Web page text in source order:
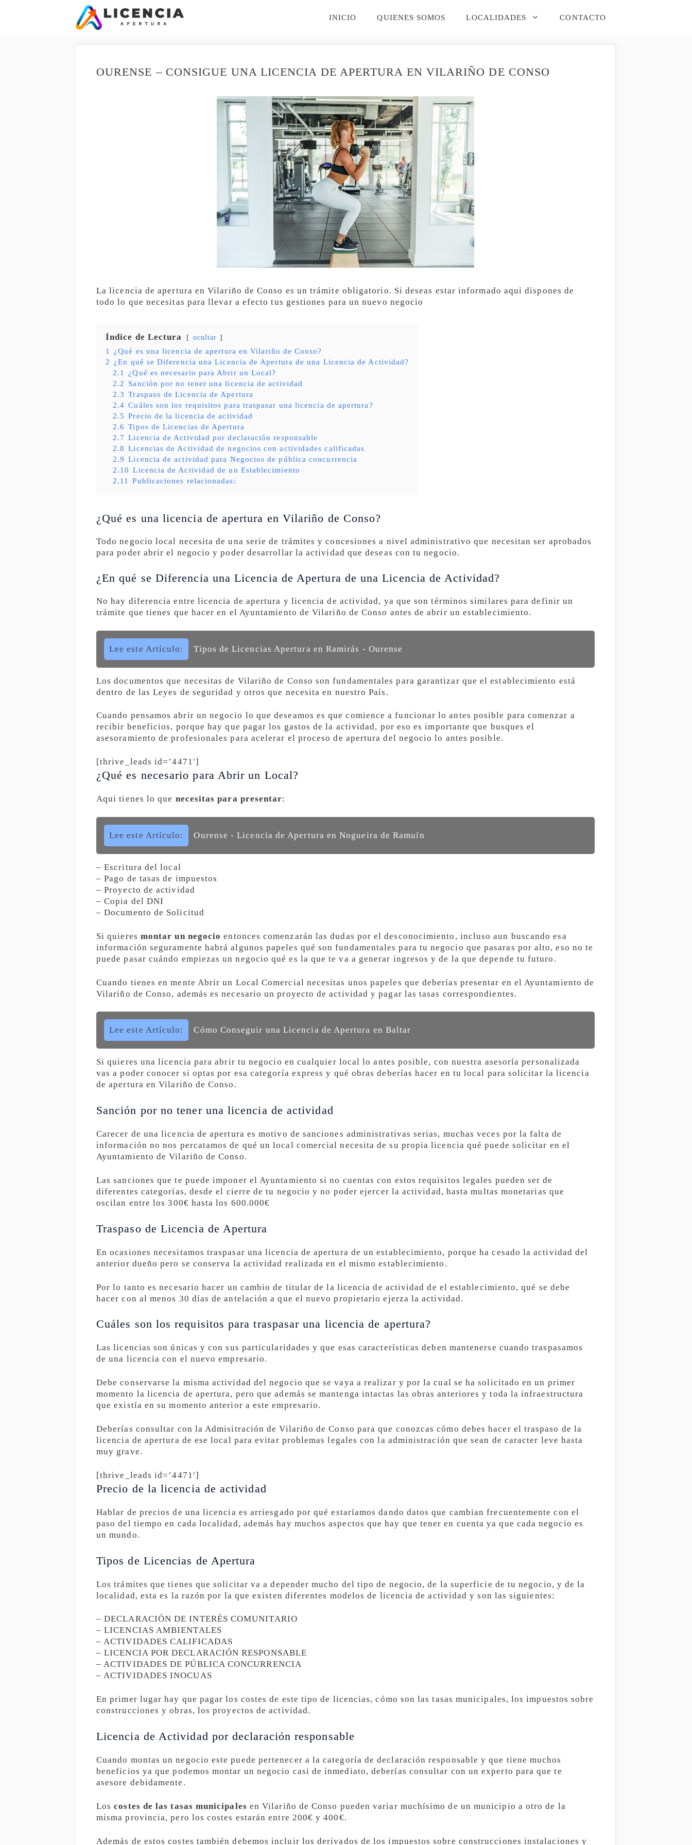
INICIO QUIENES SOMOS LOCALIDADES CONTACTO
OURENSE – CONSIGUE UNA LICENCIA DE APERTURA EN VILARIÑO DE CONSO
La licencia de apertura en Vilariño de Conso es un trámite obligatorio. Si deseas estar informado aqui dispones de
todo lo que necesitas para llevar a efecto tus gestiones para un nuevo negocio
Índice de Lectura ocultar
1
¿Qué es una licencia de apertura en Vilariño de Conso?
2 ¿En qué se Diferencia una Licencia de Apertura de una Licencia de Actividad?
2.1
¿Qué es necesario para Abrir un Local?
2.2 Sanción por no tener una licencia de actividad
2.3 Traspaso de Licencia de Apertura
2.4 Cuáles son los requisitos para traspasar una licencia de apertura?
2.5 Precio de la licencia de actividad
2.6 Tipos de Licencias de Apertura
2.7 Licencia de Actividad por declaración responsable
2.8 Licencias de Actividad de negocios con actividades calificadas
2.9 Licencia de actividad para Negocios de pública concurrencia
2.10 Licencia de Actividad de un Establecimiento
2.11
Publicaciones relacionadas:
¿Qué es una licencia de apertura en Vilariño de Conso?
Todo negocio local necesita de una serie de trámites y concesiones a nivel administrativo que necesitan ser aprobados
para poder abrir el negocio y poder desarrollar la actividad que deseas con tu negocio.
¿En qué se Diferencia una Licencia de Apertura de una Licencia de Actividad?
No hay diferencia entre licencia de apertura y licencia de actividad, ya que son términos similares para definir un
trámite que tienes que hacer en el Ayuntamiento de Vilariño de Conso antes de abrir un establecimiento.
Lee este Artículo: Tipos de Licencias Apertura en Ramirás - Ourense
Los documentos que necesitas de Vilariño de Conso son fundamentales para garantizar que el establecimiento está
dentro de las Leyes de seguridad y otros que necesita en nuestro País.
Cuando pensamos abrir un negocio lo que deseamos es que comience a funcionar lo antes posible para comenzar a
recibir beneficios, porque hay que pagar los gastos de la actividad, por eso es importante que busques el
asesoramiento de profesionales para acelerar el proceso de apertura del negocio lo antes posible.
[thrive_leads id=’4471′]
¿Qué es necesario para Abrir un Local?
Aqui tienes lo que necesitas para presentar:
Lee este Artículo: Ourense - Licencia de Apertura en Nogueira de Ramuín
– Escritura del local
– Pago de tasas de impuestos
– Proyecto de actividad
– Copia del DNI
– Documento de Solicitud
Si quieres montar un negocio entonces comenzarán las dudas por el desconocimiento, incluso aun buscando esa
información seguramente habrá algunos papeles qué son fundamentales para tu negocio que pasaras por alto, eso no te
puede pasar cuándo empiezas un negocio qué es la que te va a generar ingresos y de la que depende tu futuro.
Cuando tienes en mente Abrir un Local Comercial necesitas unos papeles que deberías presentar en el Ayuntamiento de
Vilariño de Conso, además es necesario un proyecto de actividad y pagar las tasas correspondientes.
Lee este Artículo: Cómo Conseguir una Licencia de Apertura en Baltar
Si quieres una licencia para abrir tu negocio en cualquier local lo antes posible, con nuestra asesoría personalizada
vas a poder conocer si optas por esa categoría express y qué obras deberías hacer en tu local para solicitar la licencia
de apertura en Vilariño de Conso.
Sanción por no tener una licencia de actividad
Carecer de una licencia de apertura es motivo de sanciones administrativas serias, muchas veces por la falta de
información no nos percatamos de qué un local comercial necesita de su propia licencia qué puede solicitar en el
Ayuntamiento de Vilariño de Conso.
Las sanciones que te puede imponer el Ayuntamiento si no cuentas con estos requisitos legales pueden ser de
diferentes categorías, desde el cierre de tu negocio y no poder ejercer la actividad, hasta multas monetarias que
oscilan entre los 300€ hasta los 600.000€
Traspaso de Licencia de Apertura
En ocasiones necesitamos traspasar una licencia de apertura de un establecimiento, porque ha cesado la actividad del
anterior dueño pero se conserva la actividad realizada en el mismo establecimiento.
Por lo tanto es necesario hacer un cambio de titular de la licencia de actividad de el establecimiento, qué se debe
hacer con al menos 30 días de antelación a que el nuevo propietario ejerza la actividad.
Cuáles son los requisitos para traspasar una licencia de apertura?
Las licencias son únicas y con sus particularidades y que esas características deben mantenerse cuando traspasamos
de una licencia con el nuevo empresario.
Debe conservarse la misma actividad del negocio que se vaya a realizar y por la cual se ha solicitado en un primer
momento la licencia de apertura, pero que además se mantenga intactas las obras anteriores y toda la infraestructura
que existía en su momento anterior a este empresario.
Deberías consultar con la Admisitración de Vilariño de Conso para que conozcas cómo debes hacer el traspaso de la
licencia de apertura de ese local para evitar problemas legales con la administración que sean de caracter leve hasta
muy grave.
[thrive_leads id=’4471′]
Precio de la licencia de actividad
Hablar de precios de una licencia es arriesgado por qué estaríamos dando datos que cambian frecuentemente con el
paso del tiempo en cada localidad, además hay muchos aspectos que hay que tener en cuenta ya que cada negocio es
un mundo.
Tipos de Licencias de Apertura
Los trámites que tienes que solicitar va a depender mucho del tipo de negocio, de la superficie de tu negocio, y de la
localidad, esta es la razón por la que existen diferentes modelos de licencia de actividad y son las siguientes:
– DECLARACIÓN DE INTERÉS COMUNITARIO
– LICENCIAS AMBIENTALES
– ACTIVIDADES CALIFICADAS
– LICENCIA POR DECLARACIÓN RESPONSABLE
– ACTIVIDADES DE PÚBLICA CONCURRENCIA
– ACTIVIDADES INOCUAS
En primer lugar hay que pagar los costes de este tipo de licencias, cómo son las tasas municipales, los impuestos sobre
construcciones y obras, los proyectos de actividad.
Licencia de Actividad por declaración responsable
Cuando montas un negocio este puede pertenecer a la categoría de declaración responsable y que tiene muchos
beneficios ya que podemos montar un negocio casi de inmediato, deberías consultar con un experto para que te
asesore debidamente.
Loscostes de las tasas municipales en Vilariño de Conso pueden variar muchísimo de un municipio a otro de la
misma provincia, pero los costes estarán entre 200€ y 400€.
Además de estos costes también debemos incluir los derivados de los impuestos sobre construcciones instalaciones y